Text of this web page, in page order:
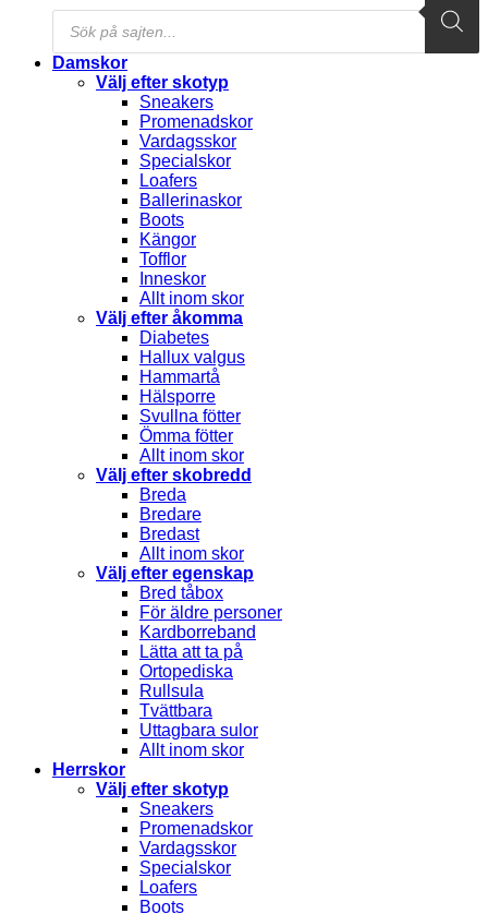
Products
search
Damskor
Välj efter skotyp
Sneakers
Promenadskor
Vardagsskor
Specialskor
Loafers
Ballerinaskor
Boots
Kängor
Tofflor
Inneskor
Allt inom skor
Välj efter åkomma
Diabetes
Hallux valgus
Hammartå
Hälsporre
Svullna fötter
Ömma fötter
Allt inom skor
Välj efter skobredd
Breda
Bredare
Bredast
Allt inom skor
Välj efter egenskap
Bred tåbox
För äldre personer
Kardborreband
Lätta att ta på
Ortopediska
Rullsula
Tvättbara
Uttagbara sulor
Allt inom skor
Herrskor
Välj efter skotyp
Sneakers
Promenadskor
Vardagsskor
Specialskor
Loafers
Boots